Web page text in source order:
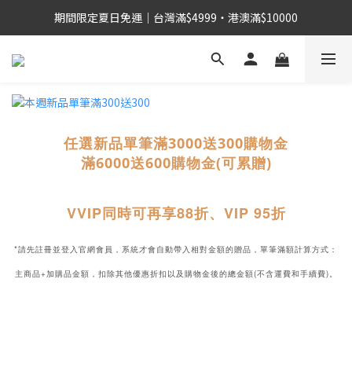
期間限定夏日免運｜台灣滿$4999・港澳滿$10000
任選新品單筆滿3000送300購物金
滿6000送600購物金(可累贈)
VVIP同時可再享88折、VIP 95折
*請先註冊並登入官網會員，系統才會自動帶入相對金額的贈品，單筆滿額計算方式：
主商品+加購品金額，扣除其他優惠折扣以及購物金後的總金額(不含運費和手續費)。